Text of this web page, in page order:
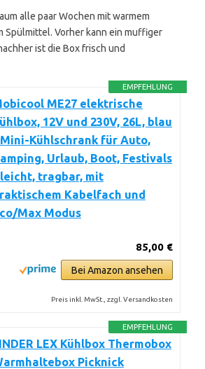
alle paar Wochen mit warmem
Spülmittel. Vorher kann ein muffiger
ist die Box frisch und
EMPFEHLUNG
ME27 elektrische
12V und 230V, 26L, blau
Kühlschrank für Auto,
Urlaub, Boot, Festivals
tragbar, mit
Kabelfach und
Max Modus
85,00 €
Bei Amazon ansehen
Preis inkl. MwSt., zzgl. Versandkosten
EMPFEHLUNG
LEX Kühlbox Thermobox
Picknick